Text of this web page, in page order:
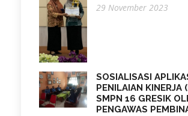
29 November 2023
SOSIALISASI
PENILAIAN KINERJA
SMPN 16 GRESIK
PENGAWAS